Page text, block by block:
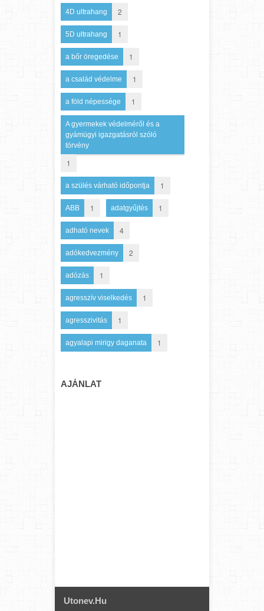
4D ultrahang 2
5D ultrahang 1
a bőr öregedése 1
a család védelme 1
a föld népessége 1
A gyermekek védelméről és a
gyámügyi igazgatásról szóló
törvény
1
a szülés várható időpontja 1
ABB 1 adatgyűjtés 1
adható nevek 4
adókedvezmény 2
adózás 1
agresszív viselkedés 1
agresszivitás 1
agyalapi mirigy daganata 1
AJÁNLAT
Utonev.hu